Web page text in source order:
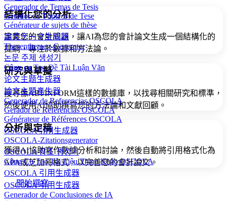
Generador de Temas de Tesis
Gerador de Tópicos de Tese
Générateur de sujets de thèse
論文テーマ生成器
Thesenthemen-Generator
논문 주제 생성기
Công cụ Tạo Đề Tài Luận Văn
论文主题生成器
論文主題產生器
Generador de Referencias OSCOLA
Gerador de Referências OSCOLA
Générateur de Références OSCOLA
OSCOLA引用生成器
OSCOLA-Zitationsgenerator
OSCOLA 참조 생성기
Công Cụ Tạo Tài Liệu Tham Khảo OSCOLA
OSCOLA 引用生成器
OSCOLA 引用生成器
Generador de Conclusiones de IA
結構化您的分析
定義您的會計問題，讓AI為您的會計論文生成一個結構化的
提綱，專注於數據和方法論。
研究與草擬
搜尋像ABI/INFORM這樣的數據庫，以找尋相關研究和標準，
然後使用AI協助撰寫您的方法論和文獻回顧。
分析與定稿
獲得AI協助寫作數據分析和討論，然後自動將引用格式化為
APA或芝加哥格式，以完善您的會計論文。
開始撰寫